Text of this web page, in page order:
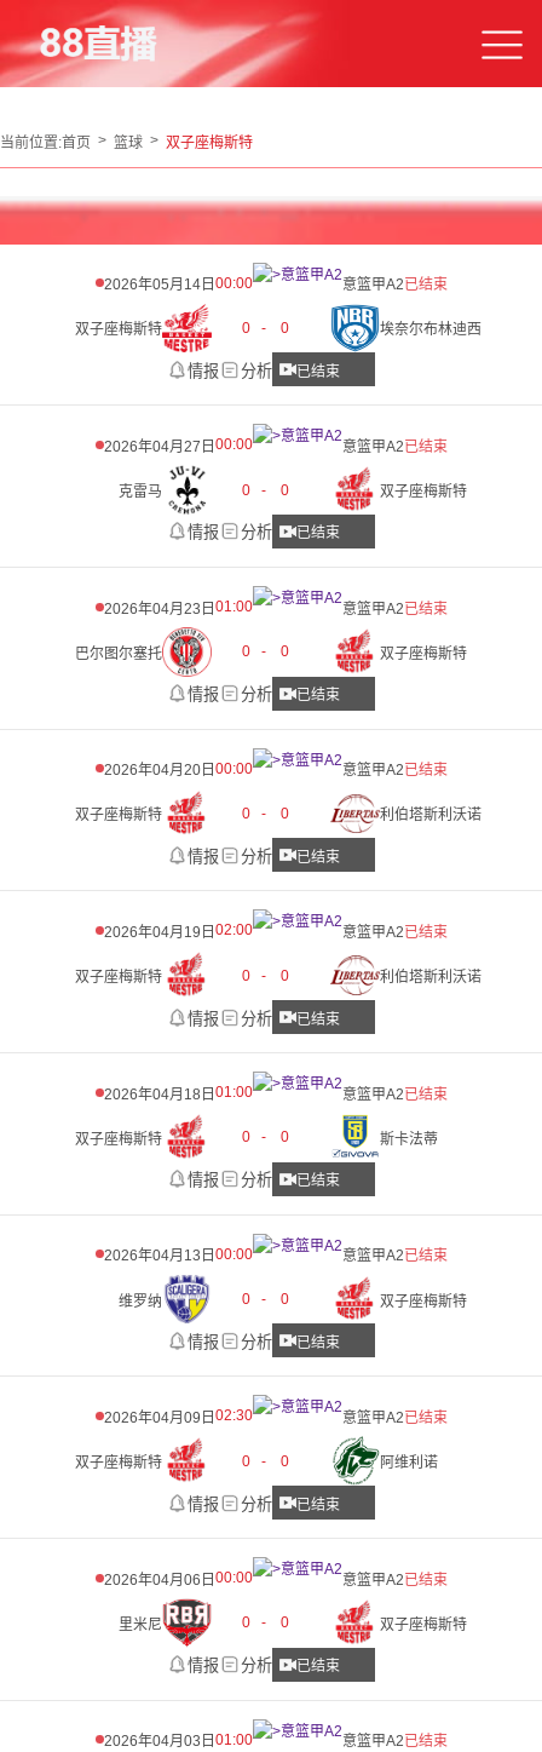
当前位置:首页 篮球 双子座梅斯特
2026年05月14日 00:00 意篮甲A2已结束
双子座梅斯特 0 - 0 埃奈尔布林迪西
情报 分析 已结束
2026年04月27日 00:00 意篮甲A2已结束
克雷马 0 - 0 双子座梅斯特
情报 分析 已结束
2026年04月23日 01:00 意篮甲A2已结束
巴尔图尔塞托 0 - 0 双子座梅斯特
情报 分析 已结束
2026年04月20日 00:00 意篮甲A2已结束
双子座梅斯特 0 - 0 利伯塔斯利沃诺
情报 分析 已结束
2026年04月19日 02:00 意篮甲A2已结束
双子座梅斯特 0 - 0 利伯塔斯利沃诺
情报 分析 已结束
2026年04月18日 01:00 意篮甲A2已结束
双子座梅斯特 0 - 0 斯卡法蒂
情报 分析 已结束
2026年04月13日 00:00 意篮甲A2已结束
维罗纳 0 - 0 双子座梅斯特
情报 分析 已结束
2026年04月09日 02:30 意篮甲A2已结束
双子座梅斯特 0 - 0 阿维利诺
情报 分析 已结束
2026年04月06日 00:00 意篮甲A2已结束
里米尼 0 - 0 双子座梅斯特
情报 分析 已结束
2026年04月03日 01:00 意篮甲A2已结束